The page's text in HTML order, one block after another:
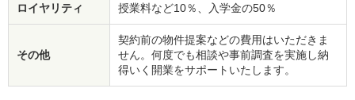
ロイヤリティ 授業料など10％、入学金の50％
その他
契約前の物件提案などの費用はいただきま
せん。何度でも相談や事前調査を実施し納
得いく開業をサポートいたします。